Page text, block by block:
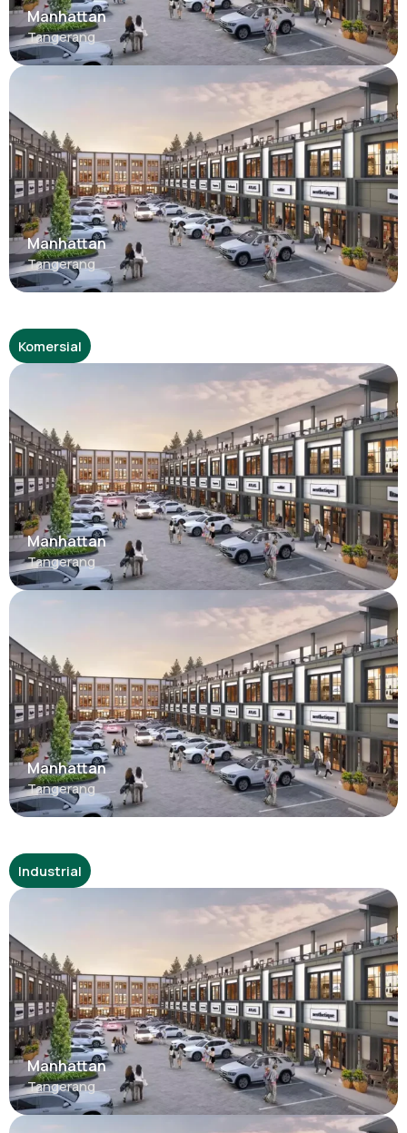
Manhattan
Tangerang
Manhattan
Tangerang
Komersial
Manhattan
Tangerang
Manhattan
Tangerang
Industrial
Manhattan
Tangerang